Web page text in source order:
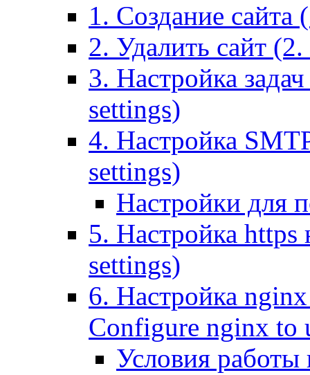
1. Создание сайта
2. Удалить сайт
3. Настройка
settings)
4. Настройка
settings)
Настройки для
5. Настройка https
settings)
6. Настройка
Configure nginx to
Условия работы